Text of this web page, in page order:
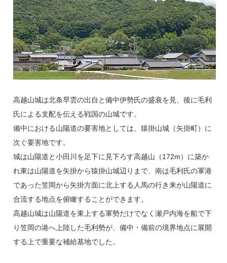
高越山城は北条早雲の出自と備中伊勢氏の盛衰を見、後に毛利
氏による支配を伝える戦国の山城です。
備中における山陽道の要害地としては、猿掛山城（矢掛町）に
次ぐ要害地です。
城は山陽道と小田川を足下に見下ろす高越山（172m）に築か
れ東は山陽道を矢掛から猿掛山城辺りまで、南は毛利氏の軍港
であった笠岡から矢掛方面に北上する人馬の行き来が山陽道に
合流する地点を俯瞰することができます。
高越山城は山陽道を東上する軍勢だけでなく瀬戸内海を船で下
り笠岡の港へ上陸した毛利勢が、備中・備前の境界地点に展開
する上で重要な補給基地でした。